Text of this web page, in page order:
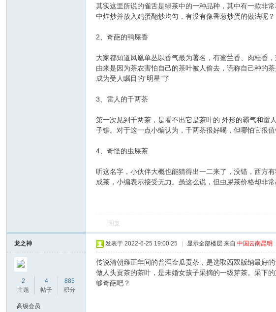
其实这里所说的雀舌是绿茶中的一种品种，其中有一款非
中炸炒并放入鸡蛋翻炒均匀，有没有像香葱炒蛋的做法呢？
2、奇葩的鸭屎香
大家都知道凤凰单丛以香气最为著名，有蜜兰香、肉桂香
由来是因为茶农害怕自己的茶叶被人偷去，谎称自己种的
成为受人瞩目的“明星”了
3、雷人的千两茶
第一次见到千两茶，是看不出它是茶叶的.外形的霸气和雷
子锯。对于这一点小编认为，千两茶很好喝，但哪怕它很
4、奇怪的虫屎茶
听这名字，小伙伴大概也能猜得出一二来了，没错，西方
成茶，小编表示接受无力。虽这么说，但虫屎茶价格却非
回复
龙之神
2
主题
4
帖子
885
积分
高级会员
发表于 2022-6-25 19:00:25 显示全部楼层 来自 中国云南昆明
传说清朝雍正年间的普洱金瓜贡茶，是选取西双版纳最好
做人头贡茶的茶叶，是未婚女孩子采摘的一级芽茶。采下
够奇葩吧？